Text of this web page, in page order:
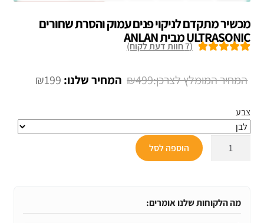
מכשיר מתקדם לניקוי פנים עמוק והסרת שחורים
ULTRASONIC מבית ANLAN
(
7חוות דעת לקוח)
₪499
המחיר
היה:
₪499.
₪199 המחיר
הוא:
₪199.
צבע
לניקוי
הוספה לסל
מה הלקוחות שלנו אומרים: